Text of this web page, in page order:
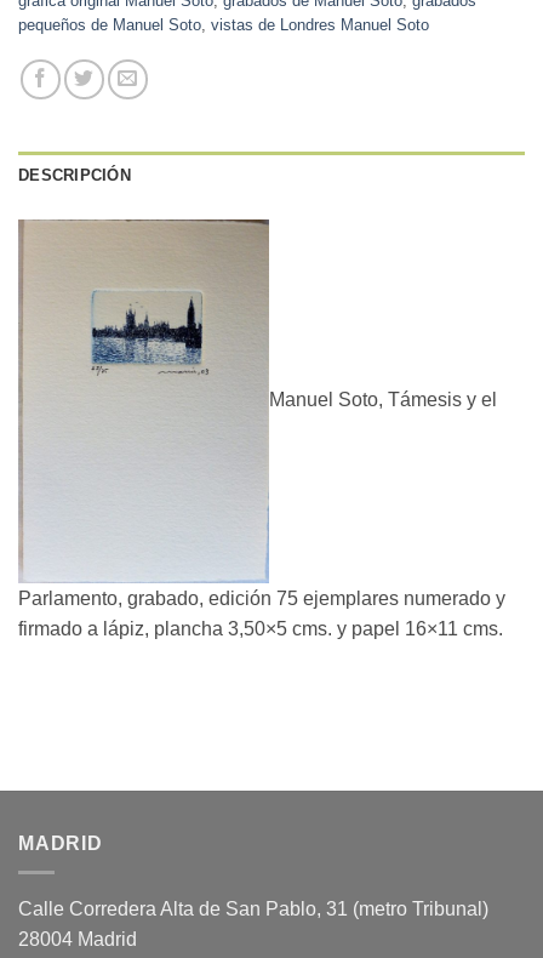
pequeños de Manuel Soto vistas de Londres Manuel Soto
DESCRIPCIÓN
Manuel Soto, Támesis y el
Parlamento, grabado, edición 75 ejemplares numerado y
firmado a lápiz, plancha 3,50×5 cms. y papel 16×11 cms.
MADRID
Calle Corredera Alta de San Pablo, 31 (metro Tribunal)
28004 Madrid